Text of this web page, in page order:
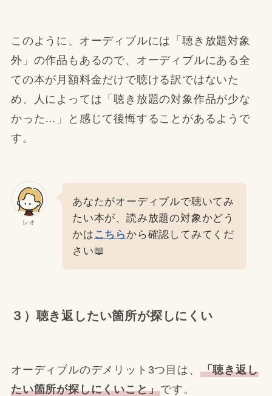
このように、オーディブルには「聴き放題対象
外」の作品もあるので、オーディブルにある全
ての本が月額料金だけで聴ける訳ではないた
め、人によっては「聴き放題の対象作品が少な
かった…」と感じて後悔することがあるようで
す。
レオ
あなたがオーディブルで聴いてみ
たい本が、読み放題の対象かどう
かは こちら から確認してみてくだ
さい📖
３）聴き返したい箇所が探しにくい
オーディブルのデメリット3つ目は、 「聴き返し
たい箇所が探しにくいこと」です。